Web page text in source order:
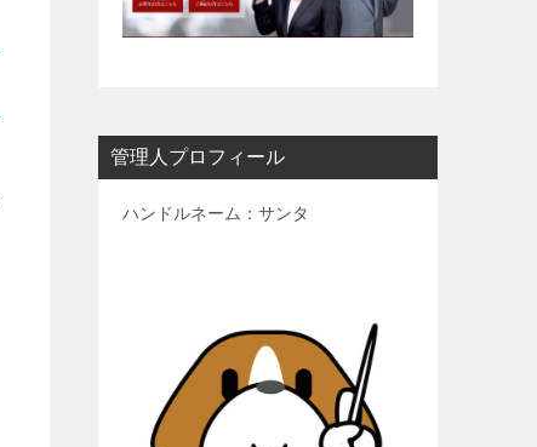
管理人プロフィール
ハンドルネーム：サンタ